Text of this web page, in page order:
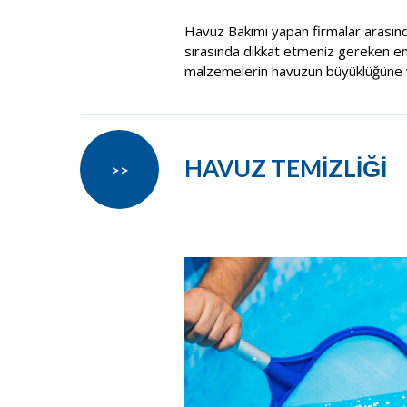
Havuz Bakımı yapan firmalar
sırasında dikkat etmeniz gereken
malzemelerin havuzun
HAVUZ TEMİZLİĞİ
>>